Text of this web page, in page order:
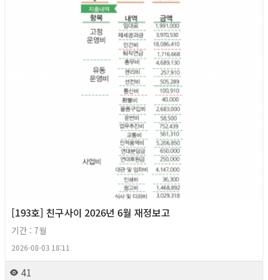
[193호] 친구사이 2026년 6월 재정보고
기간 : 7월
2026-08-03 18:11
41